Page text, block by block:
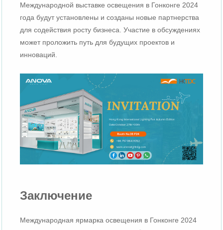
Международной выставке освещения в Гонконге 2024
года будут установлены и созданы новые партнерства
для содействия росту бизнеса. Участие в обсуждениях
может проложить путь для будущих проектов и
инноваций.
Заключение
Международная ярмарка освещения в Гонконге 2024